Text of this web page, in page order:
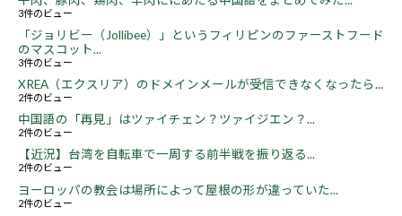
3件のビュー
「ジョリビー（Jollibee）」というフィリピンのファーストフード
のマスコット...
3件のビュー
XREA（エクスリア）のドメインメールが受信できなくなったら...
2件のビュー
中国語の「再見」はツァイチェン？ツァイジエン？...
2件のビュー
【近況】台湾を自転車で一周する前半戦を振り返る...
2件のビュー
ヨーロッパの教会は場所によって屋根の形が違っていた...
2件のビュー